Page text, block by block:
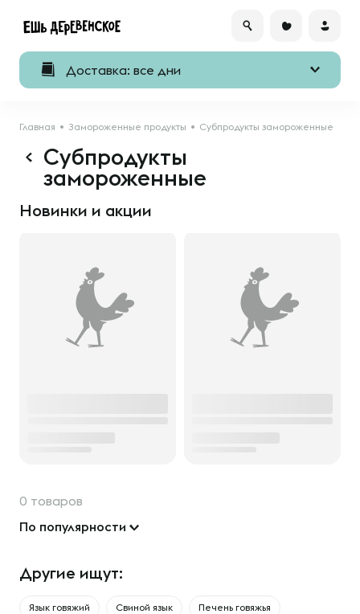
Доставка: все дни
Главная Замороженные продукты Субпродукты замороженные
Субпродукты
замороженные
Новинки и акции
0 товаров
По популярности
Другие ищут:
Язык говяжий Свиной язык Печень говяжья